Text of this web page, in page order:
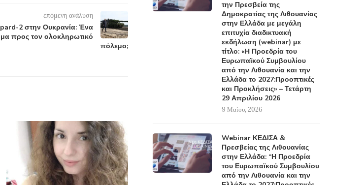
επόμενη ανάλυση
2 στην Ουκρανία: Ένα
προς τον ολοκληρωτικό
πόλεμο;
την Πρεσβεία της
Δημοκρατίας της Λιθουανίας
στην Ελλάδα με μεγάλη
επιτυχία διαδικτυακή
εκδήλωση (webinar) με
τίτλο: «Η Προεδρία του
Ευρωπαϊκού Συμβουλίου
από την Λιθουανία και την
Ελλάδα το 2027:Προοπτικές
και Προκλήσεις» – Τετάρτη
29 Απριλίου 2026
9 Μαΐου, 2026
Webinar ΚΕΔΙΣΑ &
Πρεσβείας της Λιθουανίας
στην Ελλάδα: “Η Προεδρία
του Ευρωπαϊκού Συμβουλίου
από την Λιθουανία και την